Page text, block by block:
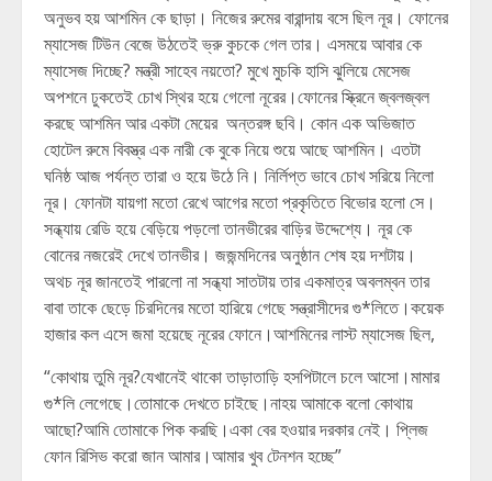
অনুভব হয় আশমিন কে ছাড়া। নিজের রুমের বারান্দায় বসে ছিল নূর। ফোনের
ম্যাসেজ টিউন বেজে উঠতেই ভ্রু কুচকে গেল তার। এসময়ে আবার কে
ম্যাসেজ দিচ্ছে? মন্ত্রী সাহেব নয়তো? মুখে মুচকি হাসি ঝুলিয়ে মেসেজ
অপশনে ঢুকতেই চোখ স্থির হয়ে গেলো নূরের।ফোনের স্ক্রিনে জ্বলজ্বল
করছে আশমিন আর একটা মেয়ের অন্তরঙ্গ ছবি। কোন এক অভিজাত
হোটেল রুমে বিবস্ত্র এক নারী কে বুকে নিয়ে শুয়ে আছে আশমিন। এতটা
ঘনিষ্ঠ আজ পর্যন্ত তারা ও হয়ে উঠে নি। নির্লিপ্ত ভাবে চোখ সরিয়ে নিলো
নূর। ফোনটা যায়গা মতো রেখে আগের মতো প্রকৃতিতে বিভোর হলো সে।
সন্ধ্যায় রেডি হয়ে বেড়িয়ে পড়লো তানভীরের বাড়ির উদ্দেশ্যে। নূর কে
বোনের নজরেই দেখে তানভীর। জজন্মদিনের অনুষ্ঠান শেষ হয় দশটায়।
অথচ নূর জানতেই পারলো না সন্ধ্যা সাতটায় তার একমাত্র অবলম্বন তার
বাবা তাকে ছেড়ে চিরদিনের মতো হারিয়ে গেছে সন্ত্রাসীদের গু*লিতে।কয়েক
হাজার কল এসে জমা হয়েছে নূরের ফোনে।আশমিনের লাস্ট ম্যাসেজ ছিল,
“কোথায় তুমি নূর?যেখানেই থাকো তাড়াতাড়ি হসপিটালে চলে আসো।মামার
গু*লি লেগেছে।তোমাকে দেখতে চাইছে।নাহয় আমাকে বলো কোথায়
আছো?আমি তোমাকে পিক করছি।একা বের হওয়ার দরকার নেই। প্লিজ
ফোন রিসিভ করো জান আমার।আমার খুব টেনশন হচ্ছে”